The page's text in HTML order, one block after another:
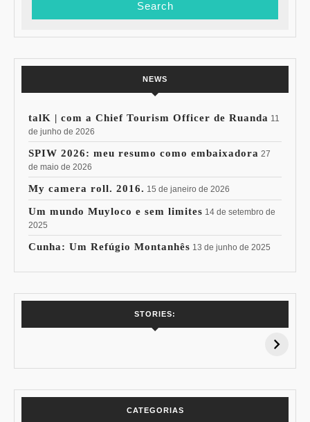
NEWS
talK | com a Chief Tourism Officer de Ruanda 11
de junho de 2026
SPIW 2026: meu resumo como embaixadora 27
de maio de 2026
My camera roll. 2016. 15 de janeiro de 2026
Um mundo Muyloco e sem limites 14 de setembro de
2025
Cunha: Um Refúgio Montanhês 13 de junho de 2025
STORIES:
15% de
Pessoal: Os
CATEGORIAS